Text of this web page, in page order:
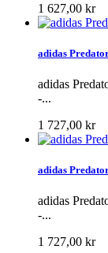
1 627,00 kr
adidas
adidas
-...
1 727,00 kr
adidas
adidas
-...
1 727,00 kr